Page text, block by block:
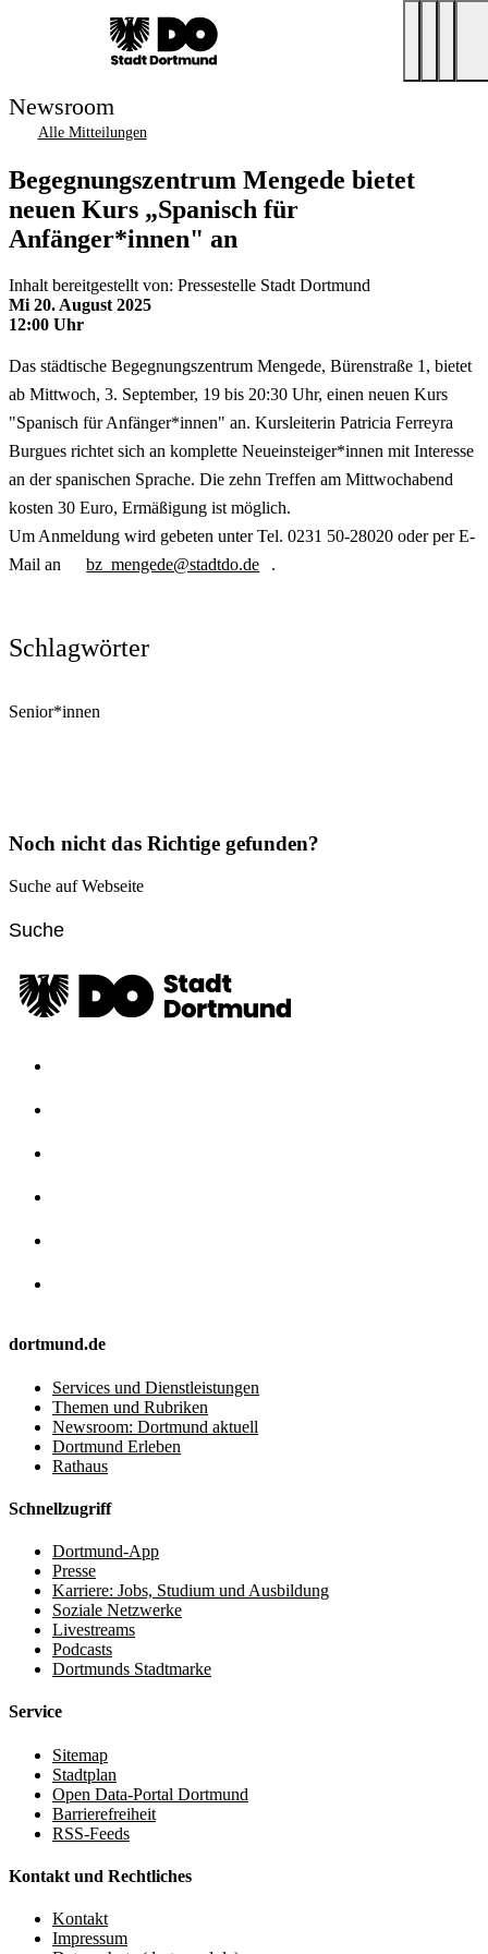
Newsroom
Alle Mitteilungen
Begegnungszentrum Mengede bietet
neuen Kurs „Spanisch für
Anfänger*innen" an
Inhalt bereitgestellt von: Pressestelle Stadt Dortmund
Mi 20. August 2025
12:00 Uhr
Das städtische Begegnungszentrum Mengede, Bürenstraße 1, bietet
ab Mittwoch, 3. September, 19 bis 20:30 Uhr, einen neuen Kurs
"Spanisch für Anfänger*innen" an. Kursleiterin Patricia Ferreyra
Burgues richtet sich an komplette Neueinsteiger*innen mit Interesse
an der spanischen Sprache. Die zehn Treffen am Mittwochabend
kosten 30 Euro, Ermäßigung ist möglich.
Um Anmeldung wird gebeten unter Tel. 0231 50-28020 oder per E-
Mail an
bz_mengede@stadtdo.de .
Schlagwörter
Senior*innen
Noch nicht das Richtige gefunden?
Suche auf Webseite
dortmund.de
Services und Dienstleistungen
Themen und Rubriken
Newsroom: Dortmund aktuell
Dortmund Erleben
Rathaus
Schnellzugriff
Dortmund-App
Presse
Karriere: Jobs, Studium und Ausbildung
Soziale Netzwerke
Livestreams
Podcasts
Dortmunds Stadtmarke
Service
Sitemap
Stadtplan
Open Data-Portal Dortmund
Barrierefreiheit
RSS-Feeds
Kontakt und Rechtliches
Kontakt
Impressum